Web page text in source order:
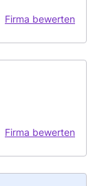
Firma bewerten
Firma bewerten